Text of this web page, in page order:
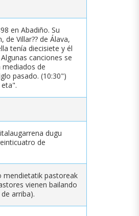
en Abadiño. Su
de Villar?? de Álava,
tenía diecisiete y él
canciones se
mediados de
pasado. (10:30")
dugu
de
mendietatik pastoreak
vienen bailando
arriba).